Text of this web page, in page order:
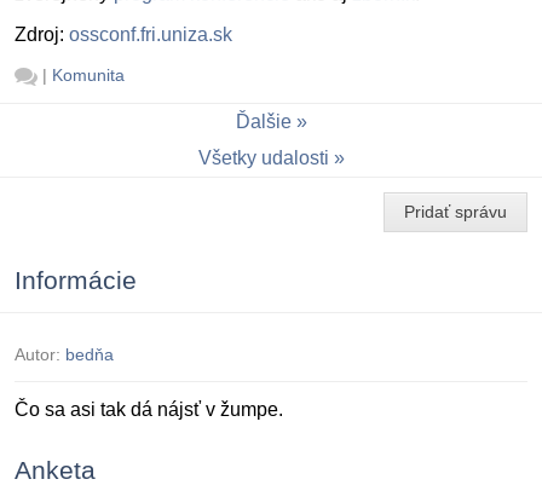
Zdroj: ossconf.fri.uniza.sk
| Komunita
Ďalšie
Všetky udalosti
Pridať správu
Informácie
Autor: bedňa
Čo sa asi tak dá nájsť v žumpe.
Anketa